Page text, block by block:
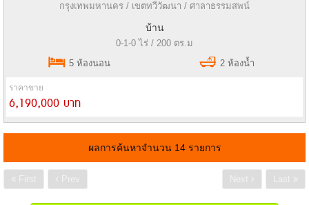
กรุงเทพมหานคร / เขตทวีวัฒนา / ศาลาธรรมสพน์
บ้าน
0-1-0 ไร่ / 200 ตร.ม
5 ห้องนอน
2 ห้องน้ำ
ราคาขาย
6,190,000 บาท
ผลการค้นหาจำนวน 14 รายการ
First Prev Last
Next